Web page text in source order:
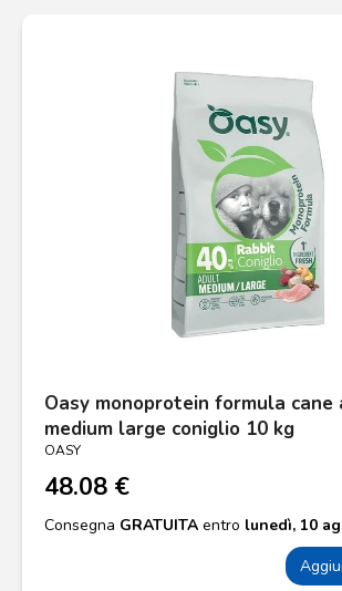
Oasy monoprotein formula cane
medium large coniglio 10 kg
OASY
48.08 €
Consegna GRATUITA entro lunedì, 10